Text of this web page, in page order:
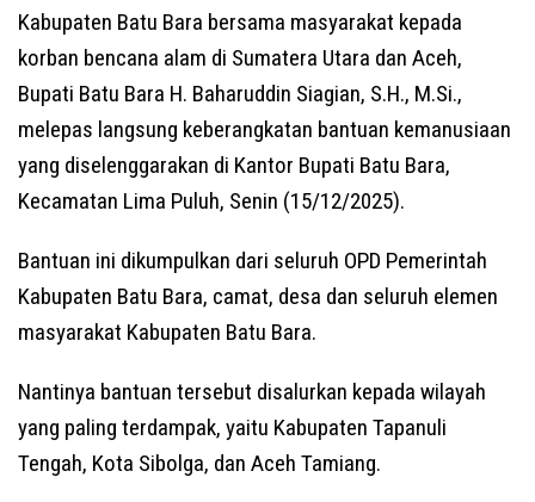
Kabupaten Batu Bara bersama masyarakat kepada
korban bencana alam di Sumatera Utara dan Aceh,
Bupati Batu Bara H. Baharuddin Siagian, S.H., M.Si.,
melepas langsung keberangkatan bantuan kemanusiaan
yang diselenggarakan di Kantor Bupati Batu Bara,
Kecamatan Lima Puluh, Senin (15/12/2025).
Bantuan ini dikumpulkan dari seluruh OPD Pemerintah
Kabupaten Batu Bara, camat, desa dan seluruh elemen
masyarakat Kabupaten Batu Bara.
Nantinya bantuan tersebut disalurkan kepada wilayah
yang paling terdampak, yaitu Kabupaten Tapanuli
Tengah, Kota Sibolga, dan Aceh Tamiang.